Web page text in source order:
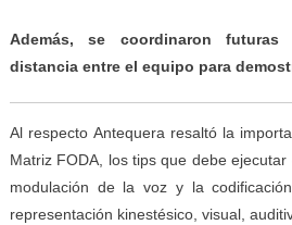
Además, se coordinaron
distancia entreel equipo para
Al respecto Antequera resaltó la
Matriz FODA, los tips que debe ejecutar
modulación de la voz y la
representación kinestésico, visual,